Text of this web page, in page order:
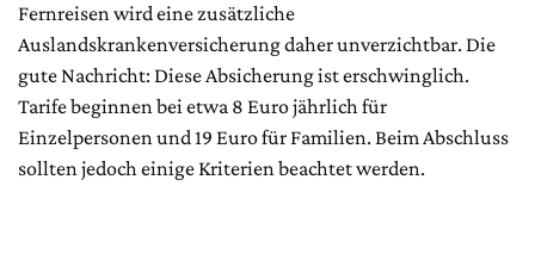
Fernreisen wird eine zusätzliche
Auslandskrankenversicherung daher unverzichtbar. Die
gute Nachricht: Diese Absicherung ist erschwinglich.
Tarife beginnen bei etwa 8 Euro jährlich für
Einzelpersonen und 19 Euro für Familien. Beim Abschluss
sollten jedoch einige Kriterien beachtet werden.